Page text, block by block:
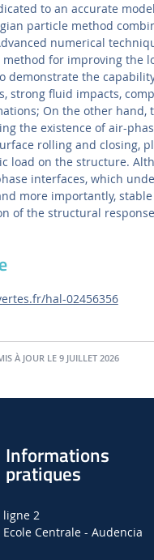
to an accurate
particle method
numerical
for improving the
demonstrate the
strong fluid impacts,
On the other
the existence of air-
rolling and closing,
load on the structure.
interfaces, which
more importantly,
of the structural
hal-02456356
À JOUR LE 9 JUILLET 2026
Informations
pratiques
ligne 2
Centrale - Audencia